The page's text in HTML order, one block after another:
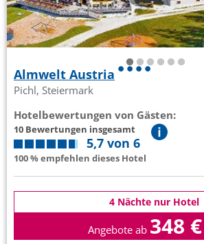
Almwelt Austria
Pichl, Steiermark
Hotelbewertungen von Gästen:
10 Bewertungen insgesamt
5,7 von 6
100 % empfehlen dieses Hotel
4 Nächte nur Hotel
Angebote ab 348 €